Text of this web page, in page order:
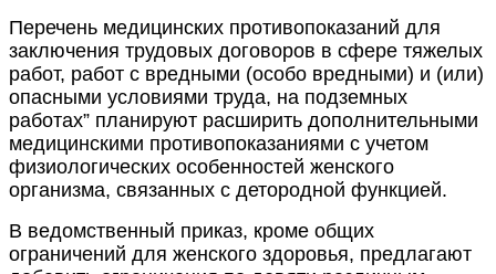
Перечень медицинских противопоказаний для
заключения трудовых договоров в сфере тяжелых
работ, работ с вредными (особо вредными) и (или)
опасными условиями труда, на подземных
работах” планируют расширить дополнительными
медицинскими противопоказаниями с учетом
физиологических особенностей женского
организма, связанных с детородной функцией.
В ведомственный приказ, кроме общих
ограничений для женского здоровья, предлагают